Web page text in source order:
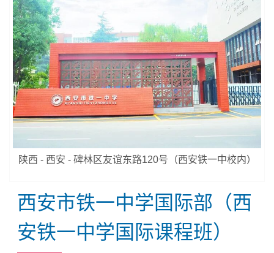
陕西 - 西安 - 碑林区友谊东路120号（西安铁一中校内）
西安市铁一中学国际部（西
安铁一中学国际课程班）